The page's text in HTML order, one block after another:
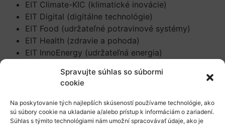
Spravujte súhlas so súbormi
cookie
Na poskytovanie tých najlepších skúseností používame technológie, ako
sú súbory cookie na ukladanie a/alebo prístup k informáciám o zariadení.
Súhlas s týmito technológiami nám umožní spracovávať údaje, ako je
EIT Climate-KIC (klimatické inovácie)
EIT Digital (digitálne technológie)
EIT Food (udržateľné potravinové systémy)
EIT Health (zdravie a pohoda)
EIT InnoEnergy (udržateľná energia)
EIT RawMaterials (suroviny a cirkulárna
ekonomika)
EIT Urban Mobility (budúcnosť mobility)
EIT Culture & Creativity (kreatívne odvetvia)